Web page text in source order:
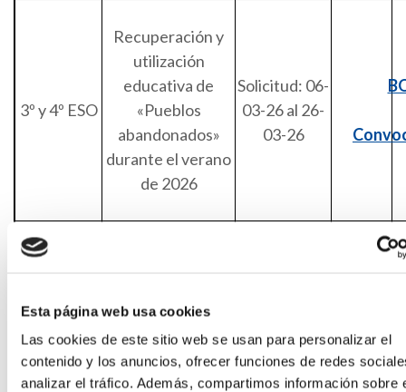
Esta página web usa cookies
Las cookies de este sitio web se usan para personalizar el
contenido y los anuncios, ofrecer funciones de redes
analizar el tráfico. Además, compartimos información sobre
3º y 4º ESO
Recuperación y
utilización
educativa de
«Pueblos
abandonados»
durante el verano
de 2026
Solicitud: 06-
03-26 al 26-
03-26
Bachillerato
un programa
intensivo de
inmersión
lingüística en
hasta el 10-
03-2026